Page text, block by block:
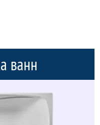
ванн